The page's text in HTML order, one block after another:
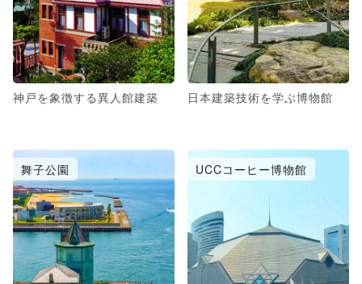
神戸を象徴する異人館建築 日本建築技術を学ぶ博物館
舞子公園 UCCコーヒー博物館